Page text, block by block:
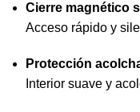
Cierre magnético
Acceso rápido y
Protección
Interior suave y